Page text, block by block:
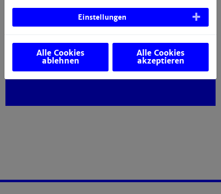
Einstellungen
Alle Cookies
ablehnen
Alle Cookies
akzeptieren